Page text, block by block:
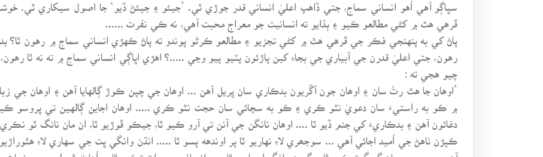
سڀاڳو آهي اُهو انساني سماج، جتي ڏاهپ اعليٰ انساني قدر جوڙي ٿي. ’جيئو ۽ جيئڻ ڏيو‘ جا اصول سيکاري ٿي.
ڦرهي هٿ ۾ کڻي مطالعو ڪيو ۽ ٻڌايو ته انسانيت جو معراج محبت آهي، نه ڪي نفرت ......
پاڻ کي به پنهنجي فڪر جي ڦرهي هٿ ۾ کڻي تجزيو ۽ مطالعو ڪرڻو پوندو ته پاڻ ڪهڙي انساني سماج ۾ رهون ٿا؟
رهون، جتي اعليٰ قدرن جي آبياري جي بجاءِ کين پاڙئون پٽيو پيو وڃي .....؟ اهڙي اڀاڳي انساني سماج ۾ ته نه ٿا
’اوهان جا هٿ رتُ سان ۽ اوهان جون آڱريون بدڪاري سان ڀريل آهن ... اوهان جي چپن ڪوڙ ڳالهايا آهن ۽ اوهان جي
۾ ڪو به راستيءَ سان دعويٰ نٿو ڪري ۽ ڪو به سچائي سان حجت نٿو ڪري ..... اوهان اجاين ڳالهين تي ڀروسو ڪيو
دغائون آهن ۽ بدڪاريءَ کي جنم ڏيو ٿا .... اوهان نانگن جي آنن تي آرو ڪيو ٿا، جيڪو ڦوڙيو ٿا، ان مان نانگ ٿو
ڪپڙن ٺاهڻ جي اُميد اجائي آهي ... سوجھري لاءِ نهاريو ٿا پر اوندهه پسو ٿا ..... انڌن وانگي ڀت جي سهاري لاءِ
آهيو .... رڇن جيان گجگوڙ ڪيو ٿا ۽ ڳيرن وانگر اوساريو ٿا ..... انصاف جي واٽ تڪيو ٿا پر اُها نه ٿي لڀي ..... نجات جا